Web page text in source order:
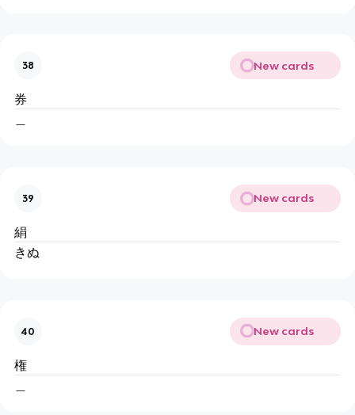
38 New cards
券
39 New cards
絹
きぬ
40 New cards
権